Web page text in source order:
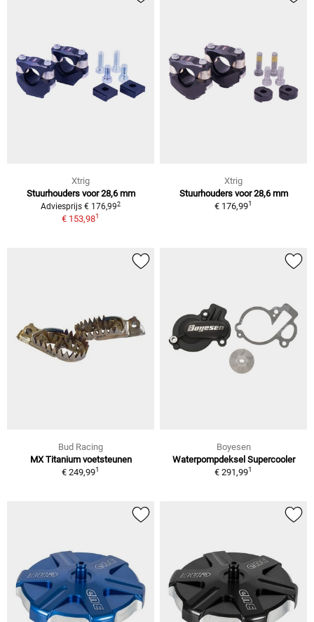
Xtrig
Stuurhouders voor 28,6 mm
Adviesprijs € 176,992
€ 153,981
Xtrig
Stuurhouders voor 28,6 mm
€ 176,991
Bud Racing
MX Titanium voetsteunen
€ 249,991
Boyesen
Waterpompdeksel Supercooler
€ 291,991